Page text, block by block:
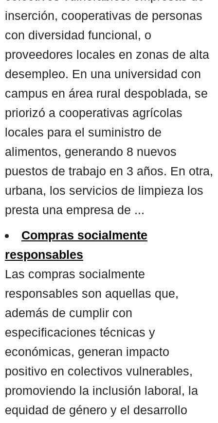
inserción, cooperativas de personas
con diversidad funcional, o
proveedores locales en zonas de alta
desempleo. En una universidad con
campus en área rural despoblada, se
priorizó a cooperativas agrícolas
locales para el suministro de
alimentos, generando 8 nuevos
puestos de trabajo en 3 años. En otra,
urbana, los servicios de limpieza los
presta una empresa de ...
Compras socialmente
responsables
Las compras socialmente
responsables son aquellas que,
además de cumplir con
especificaciones técnicas y
económicas, generan impacto
positivo en colectivos vulnerables,
promoviendo la inclusión laboral, la
equidad de género y el desarrollo